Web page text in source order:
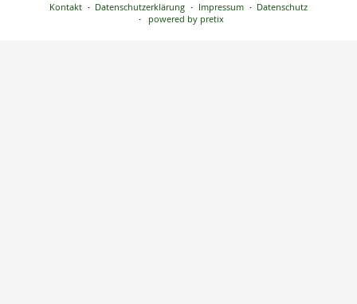
Kontakt Datenschutzerklärung Impressum
Datenschutz
powered by pretix